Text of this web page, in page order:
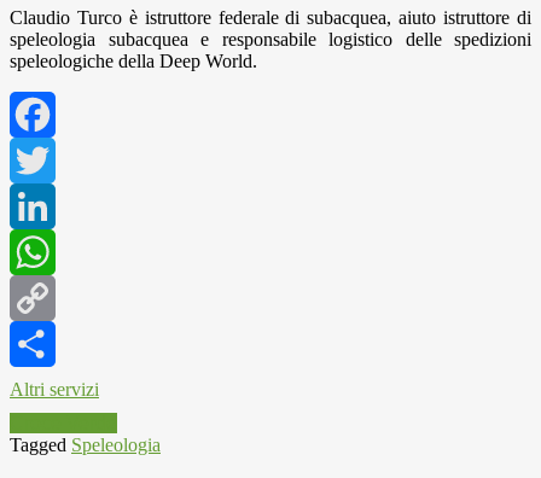
Claudio Turco è istruttore federale di subacquea, aiuto istruttore di
speleologia subacquea e responsabile logistico delle spedizioni
speleologiche della Deep World.
Facebook
Twitter
LinkedIn
WhatsApp
Copy
Link
Altri servizi
Tagged Speleologia